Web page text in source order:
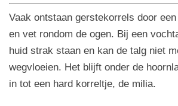
Vaak ontstaan gerstekorrels door
en vet rondom de ogen. Bij een
huid strak staan en kan de talg niet
wegvloeien. Het blijft onder de
in tot een hard korreltje, de milia.